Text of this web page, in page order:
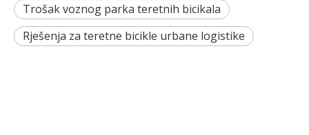
Trošak voznog parka teretnih bicikala
Rješenja za teretne bicikle urbane logistike